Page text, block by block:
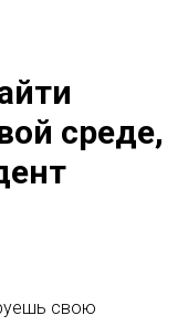
среде,
свою